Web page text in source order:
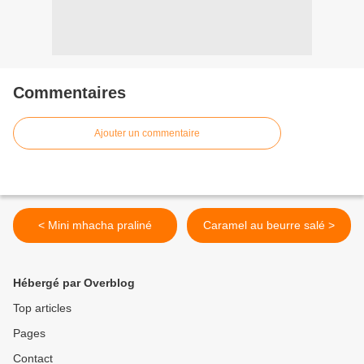
Commentaires
Ajouter un commentaire
< Mini mhacha praliné Caramel au beurre salé >
Hébergé par Overblog
Top articles
Pages
Contact